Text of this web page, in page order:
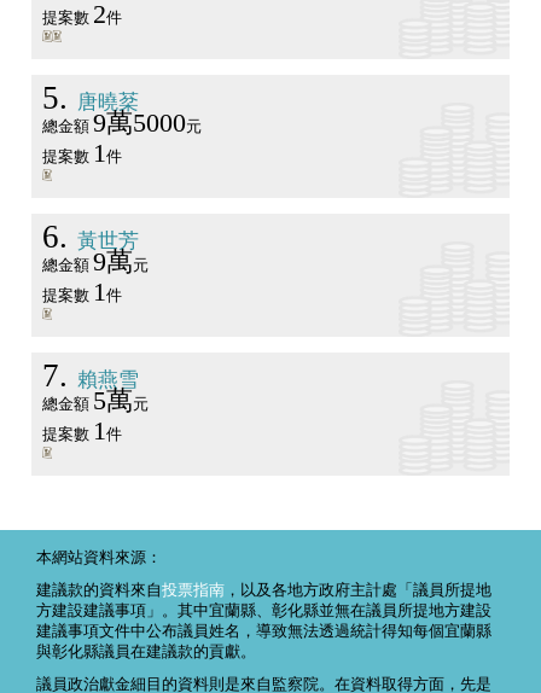
提案數 2件
5 唐曉棻
總金額 9萬5000元
提案數 1 件
6 黃世芳
總金額 9萬元
提案數 1 件
7 賴燕雪
總金額 5萬元
提案數 1 件
本網站資料來源：
建議款的資料來自投票指南 ，以及各地方政府主計處「議員所提地
方建設建議事項」。其中宜蘭縣、彰化縣並無在議員所提地方建設
建議事項文件中公布議員姓名，導致無法透過統計得知每個宜蘭縣
與彰化縣議員在建議款的貢獻。
議員政治獻金細目的資料則是來自監察院。在資料取得方面，先是